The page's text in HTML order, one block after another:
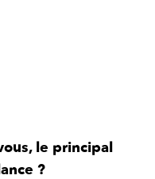
le principal
?